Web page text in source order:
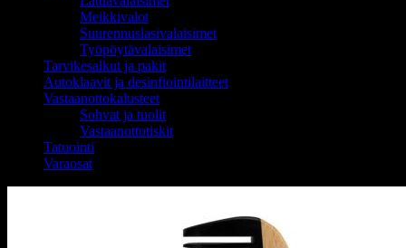
Meikkivalot
Suurennuslasivalaisimet
Työpöytävalaisimet
Tarvikesalkut ja pakit
Autoklaavit ja desinfiointilaitteet
Vastaanottokalusteet
Sohvat ja tuolit
Vastaanottotiskit
Tatuointi
Varaosat